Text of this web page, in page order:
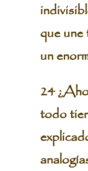
que
un
24
todo